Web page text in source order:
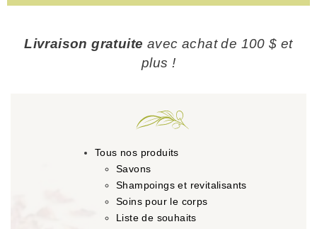
Livraison gratuite avec achat de 100 $ et
plus !
Tous nos produits
Savons
Shampoings et revitalisants
Soins pour le corps
Liste de souhaits